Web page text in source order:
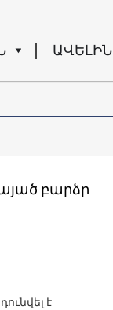
ԱՎԵԼԻՆ
բարձր
է